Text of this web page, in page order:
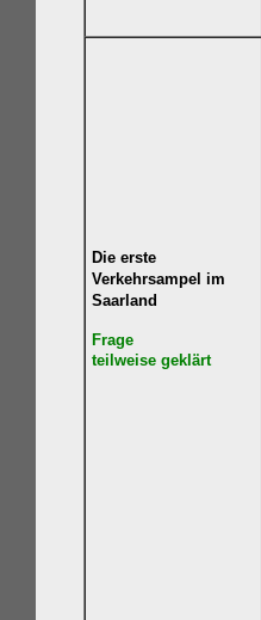
Die erste
Verkehrsampel im
Saarland
Frage
teilweise geklärt